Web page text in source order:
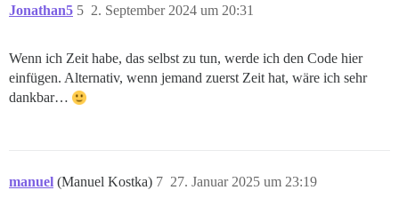
Jonathan5 2. September 2024 um 20:31
5
Wenn ich Zeit habe, das selbst zu tun, werde ich den Code hier
einfügen. Alternativ, wenn jemand zuerst Zeit hat, wäre ich sehr
dankbar…
manuel (Manuel Kostka) 27. Januar 2025 um 23:19
7